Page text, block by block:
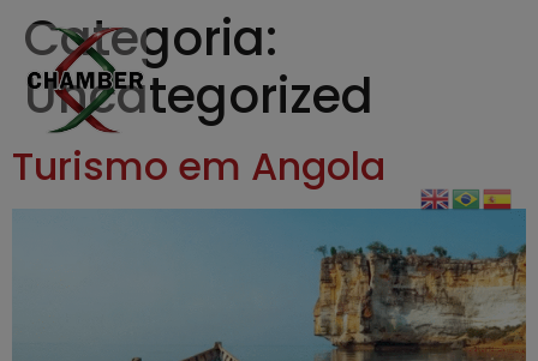
Categoria:
Uncategorized
Turismo em Angola